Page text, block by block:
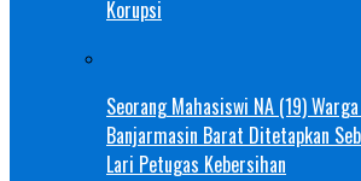
Korupsi
Seorang Mahasiswi NA (19)
Banjarmasin Barat Ditetapkan
Lari Petugas Kebersihan